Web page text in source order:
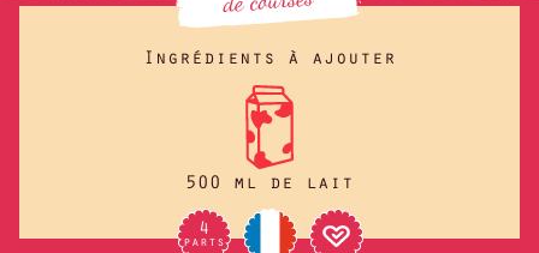
Ingrédients à ajouter
500 ml de lait
4
parts